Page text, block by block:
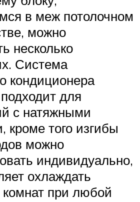
в меж потолочном
можно
несколько
Система
кондиционера
для
с натяжными
кроме того изгибы
можно
индивидуально,
охлаждать
комнат при любой